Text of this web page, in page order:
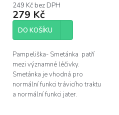
249 Kč bez DPH
279 Kč
DO KOŠÍKU
Pampeliška- Smetánka patří
mezi významné léčivky.
Smetánka je vhodná pro
normální funkci trávicího traktu
a normální funkci jater.